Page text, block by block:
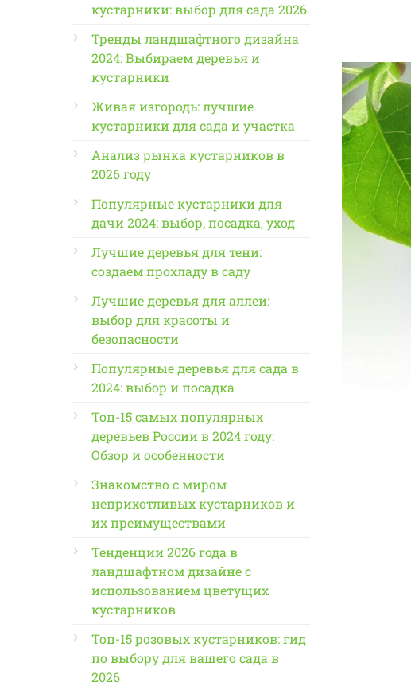
кустарники: выбор для сада 2026
Тренды ландшафтного дизайна
2024: Выбираем деревья и
кустарники
Живая изгородь: лучшие
кустарники для сада и участка
Анализ рынка кустарников в
2026 году
Популярные кустарники для
дачи 2024: выбор, посадка, уход
Лучшие деревья для тени:
создаем прохладу в саду
Лучшие деревья для аллеи:
выбор для красоты и
безопасности
Популярные деревья для сада в
2024: выбор и посадка
Топ-15 самых популярных
деревьев России в 2024 году:
Обзор и особенности
Знакомство с миром
неприхотливых кустарников и
их преимуществами
Тенденции 2026 года в
ландшафтном дизайне с
использованием цветущих
кустарников
Топ-15 розовых кустарников: гид
по выбору для вашего сада в
2026